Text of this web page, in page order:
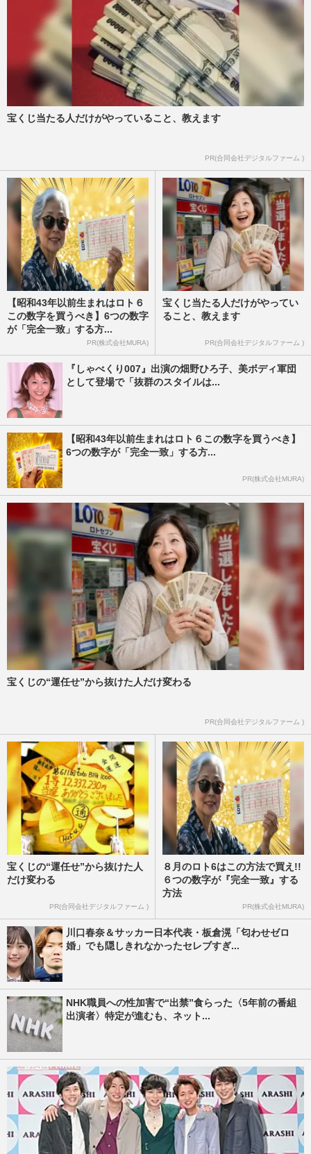
宝くじ当たる人だけがやっていること、教えます
PR(合同会社デジタルファーム )
【昭和43年以前生まれはロト６
この数字を買うべき】6つの数字
が「完全一致」する方...
PR(株式会社MURA)
宝くじ当たる人だけがやってい
ること、教えます
PR(合同会社デジタルファーム )
『しゃべくり007』出演の畑野ひろ子、美ボディ軍団
として登場で「抜群のスタイルは...
【昭和43年以前生まれはロト６この数字を買うべき】
6つの数字が「完全一致」する方...
PR(株式会社MURA)
宝くじの“運任せ”から抜けた人だけ変わる
PR(合同会社デジタルファーム )
宝くじの“運任せ”から抜けた人
だけ変わる
PR(合同会社デジタルファーム )
８月のロト6はこの方法で買え!!
６つの数字が『完全一致』する
方法
PR(株式会社MURA)
川口春奈＆サッカー日本代表・板倉滉「匂わせゼロ
婚」でも隠しきれなかったセレブすぎ...
NHK職員への性加害で“出禁”食らった〈5年前の番組
出演者〉特定が進むも、ネット...